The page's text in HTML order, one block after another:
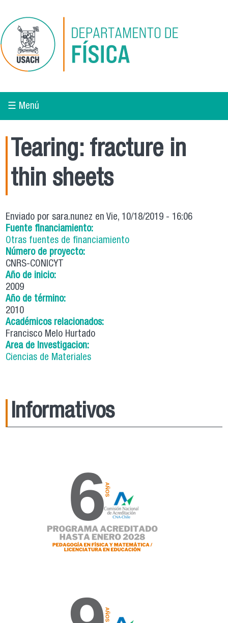
☰ Menú
Tearing: fracture in
thin sheets
Enviado porsara.nunez en Vie, 10/18/2019 - 16:06
Fuente financiamiento:
Otras fuentes de financiamiento
Número de proyecto:
CNRS-CONICYT
Año de inicio:
2009
Año de término:
2010
Académicos relacionados:
Francisco Melo Hurtado
Area de Investigacion:
Ciencias de Materiales
Informativos